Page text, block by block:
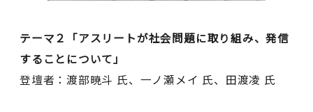
テーマ２「アスリートが社会問題に取り組み、発信
することについて」
登壇者：渡部暁斗 氏、一ノ瀬メイ 氏、田渡凌 氏